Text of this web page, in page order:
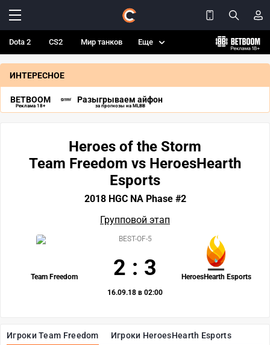
Dota 2 CS2 Мир танков Еще
ИНТЕРЕСНОЕ
BETBOOM
Реклама 18+
Разыгрываем айфон
за прогнозы на MLBB
Игроки Team Freedom Игроки HeroesHearth Esports
Heroes of the Storm
Team Freedom vs HeroesHearth
Esports
2018 HGC NA Phase #2
Групповой этап
Team Freedom HeroesHearth Esports
BEST-OF-5
2 : 3
16.09.18 в 02:00